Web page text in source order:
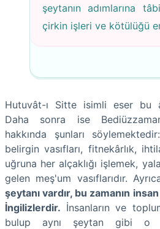
şeytanın adımlarına
çirkin işleri ve kötülüğü
Hutuvât-ı Sitte isimli eser bu
Daha sonra ise
hakkında şunları
belirgin vasıfları, fitnekârlık,
uğruna her alçaklığı işlemek,
gelen meş'um vasıflarıdır.
şeytanı vardır, bu zamanın
İngilizlerdir. İnsanların ve
bulup aynı şeytan gibi o